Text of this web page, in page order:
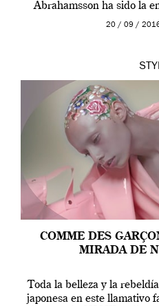
Abrahamsson ha sido la
edición de este
20 / 09 /
COMME DES
MIRADA DE
Toda la belleza y la
japonesa en este llamativo